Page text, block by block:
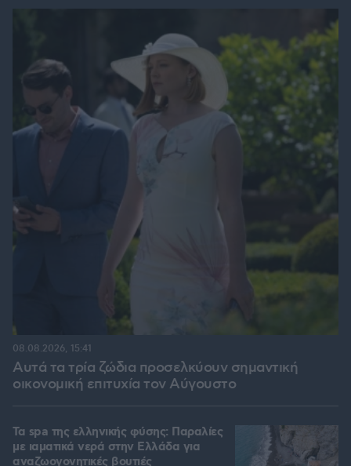
Αυτά τα τρία ζώδια προσελκύουν σημαντική
οικονομική επιτυχία τον Αύγουστο
08.08.2026, 15:41
Τα spa της ελληνικής φύσης: Παραλίες
με ιαματικά νερά στην Ελλάδα για
αναζωογονητικές βουτιές